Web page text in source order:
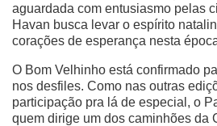
aguardada com entusiasmo pelas
Havan busca levar o espírito
corações de esperança nesta
O Bom Velhinho está confirmado
nos desfiles. Como nas outras
participação pra lá de especial, o
quem dirige um dos caminhões da